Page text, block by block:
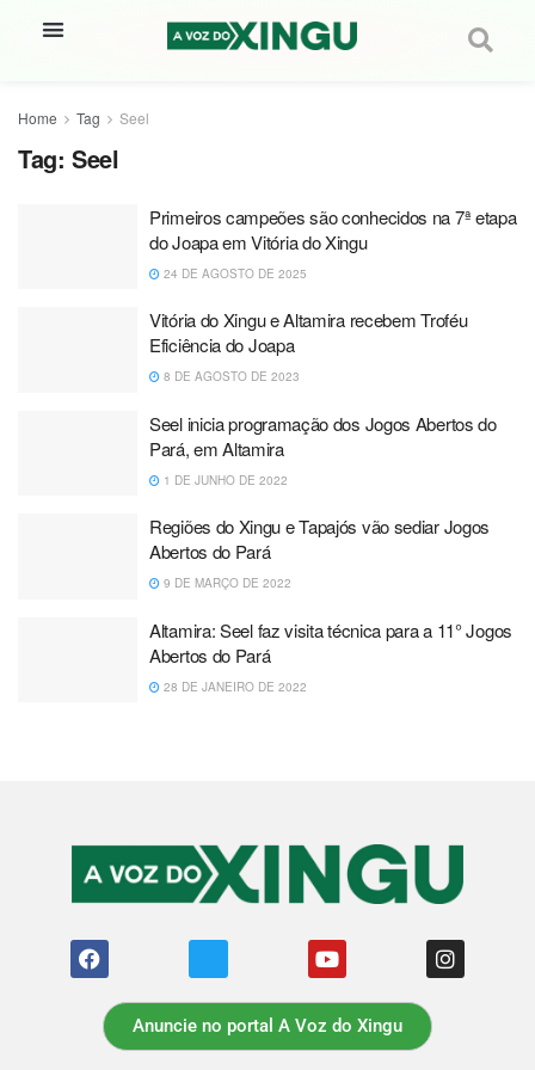
Home Tag Seel
Tag: Seel
Primeiros campeões são conhecidos na 7ª etapa
do Joapa em Vitória do Xingu
24 DE AGOSTO DE 2025
Vitória do Xingu e Altamira recebem Troféu
Eficiência do Joapa
8 DE AGOSTO DE 2023
Seel inicia programação dos Jogos Abertos do
Pará, em Altamira
1 DE JUNHO DE 2022
Regiões do Xingu e Tapajós vão sediar Jogos
Abertos do Pará
9 DE MARÇO DE 2022
Altamira: Seel faz visita técnica para a 11° Jogos
Abertos do Pará
28 DE JANEIRO DE 2022
Anuncie no portal A Voz do Xingu